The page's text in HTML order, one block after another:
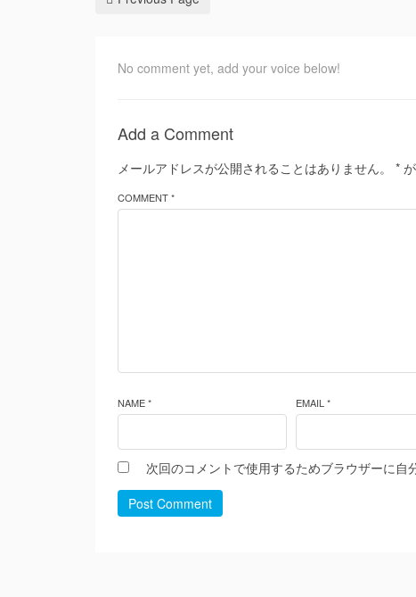
No comment yet, add your voice below!
Add a Comment
メールアドレスが公開されることはありません。 *
COMMENT *
NAME * EMAIL *
次回のコメントで使用するためブラウザーに自
Post Comment